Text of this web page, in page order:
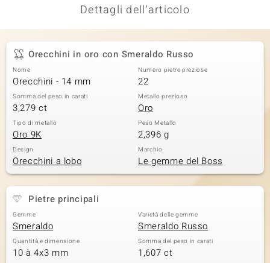
Classics
Dettagli dell'articolo
Orecchini in oro con Smeraldo Russo
Nome
Orecchini - 14 mm
Numero pietre preziose
22
Somma del peso in carati
3,279 ct
Metallo prezioso
Oro
Tipo di metallo
Oro 9K
Peso Metallo
2,396 g
Design
Orecchini a lobo
Marchio
Le gemme del Boss
Pietre principali
Gemme
Smeraldo
Varietà delle gemme
Smeraldo Russo
Quantità e dimensione
10 à 4x3 mm
Somma del peso in carati
1,607 ct